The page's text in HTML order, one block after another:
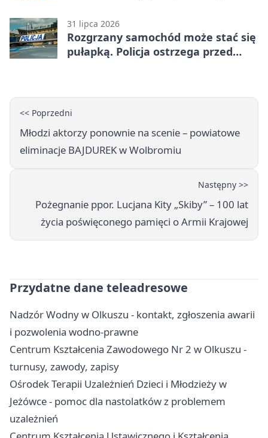
31 lipca 2026
Rozgrzany samochód może stać się
pułapką. Policja ostrzega przed
<< Poprzedni
Młodzi aktorzy ponownie na scenie – powiatowe
eliminacje BAJDUREK w Wolbromiu
Następny >>
Pożegnanie ppor. Lucjana Kity „Skiby” – 100 lat
życia poświęconego pamięci o Armii Krajowej
Przydatne dane teleadresowe
Nadzór Wodny w Olkuszu - kontakt, zgłoszenia awarii
i pozwolenia wodno-prawne
Centrum Kształcenia Zawodowego Nr 2 w Olkuszu -
turnusy, zawody, zapisy
Ośrodek Terapii Uzależnień Dzieci i Młodzieży w
Jeżówce - pomoc dla nastolatków z problemem
uzależnień